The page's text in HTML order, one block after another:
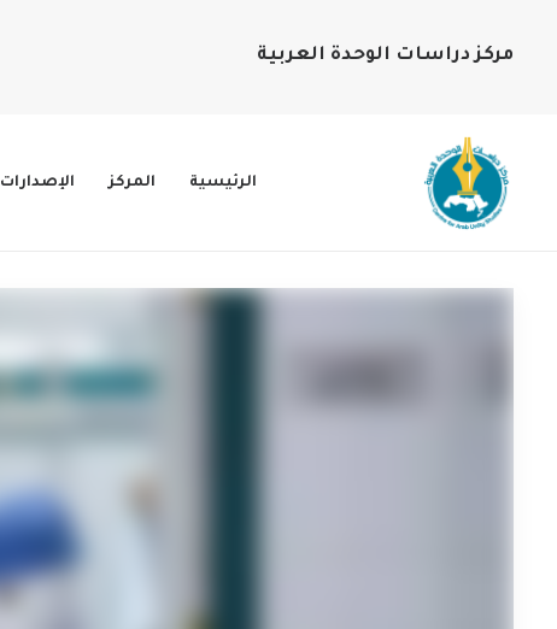
مركز دراسات الوحدة العربية
الرئيسية المركز الإصدارات